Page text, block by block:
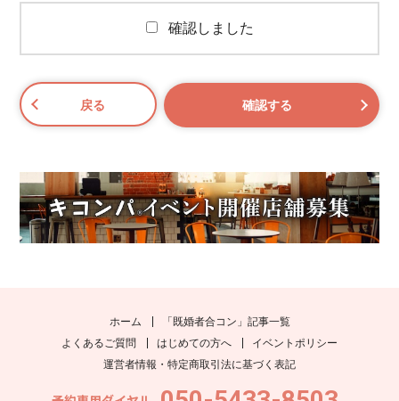
確認しました
ホーム
「既婚者合コン」記事一覧
よくあるご質問
はじめての方へ
イベントポリシー
運営者情報・特定商取引法に基づく表記